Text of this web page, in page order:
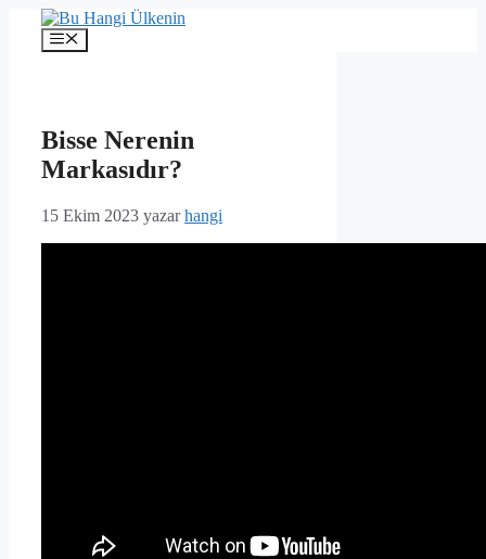
İçeriğe
Menü
Bisse Nerenin
Markasıdır?
15 Ekim 2023 yazarhangi